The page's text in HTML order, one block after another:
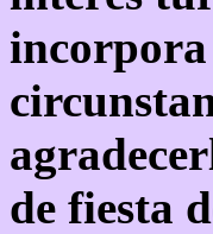
incorpora
de fiesta